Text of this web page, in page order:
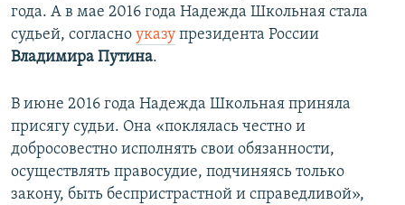
года. А в мае 2016 года Надежда Школьная стала
судьей, согласно указу президента России
Владимира Путина.
В июне 2016 года Надежда Школьная приняла
присягу судьи. Она «поклялась честно и
добросовестно исполнять свои обязанности,
осуществлять правосудие, подчиняясь только
закону, быть беспристрастной и справедливой»,